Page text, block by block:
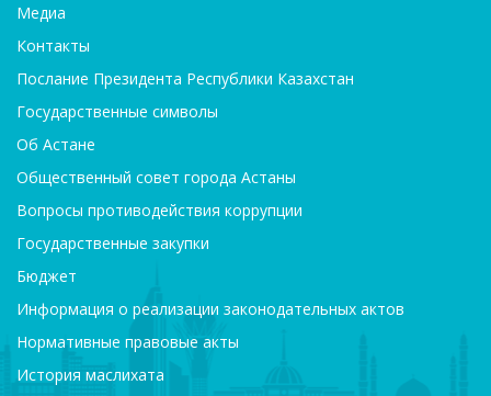
Медиа
Контакты
Послание Президента Республики Казахстан
Государственные символы
Об Астане
Общественный совет города Астаны
Вопросы противодействия коррупции
Государственные закупки
Бюджет
Информация о реализации законодательных актов
Нормативные правовые акты
История маслихата